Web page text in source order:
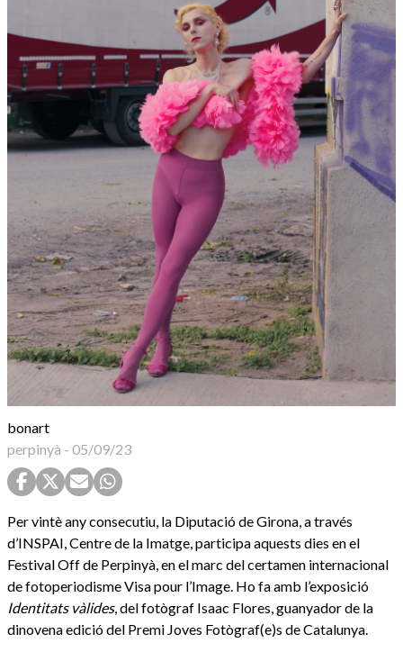
bonart
perpinyà - 05/09/23
Per vintè any consecutiu, la Diputació de Girona, a través
d’INSPAI, Centre de la Imatge, participa aquests dies en el
Festival Off de Perpinyà, en el marc del certamen internacional
de fotoperiodisme Visa pour l’Image. Ho fa amb l’exposició
Identitats vàlides, del fotògraf Isaac Flores, guanyador de la
dinovena edició del Premi Joves Fotògraf(e)s de Catalunya.